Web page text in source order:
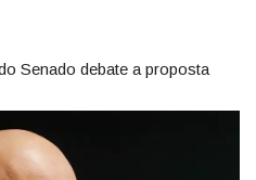
Senado debate a proposta